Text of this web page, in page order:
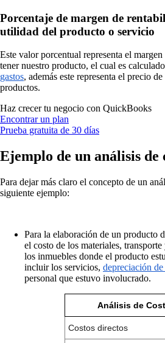
Porcentaje de margen de
utilidad del producto o servicio
Este valor porcentual representa el margen
tener nuestro producto, el cual es
gastos, además este representa el precio
productos.
Haz crecer tu negocio con QuickBooks
Encontrar un plan
Prueba gratuita de 30 días
Ejemplo de un análisis de
Para dejar más claro el concepto de un
siguiente ejemplo:
Para la elaboración de un producto
el costo de los materiales,
los inmuebles donde el producto
incluir los servicios, depreciación
personal que estuvo involucrado.
Análisis de
Costos directos